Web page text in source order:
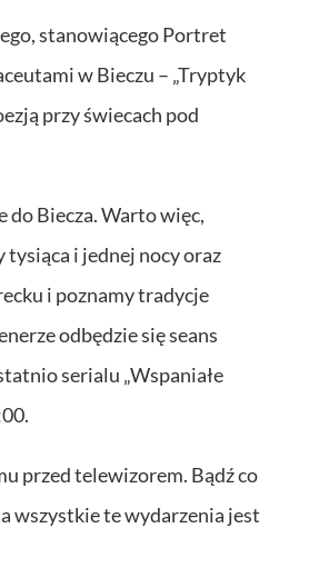
stanowiącego Portret
w Bieczu – „Tryptyk
przy świecach pod
do Biecza. Warto więc,
tysiąca i jednej nocy oraz
i poznamy tradycje
odbędzie się seans
serialu „Wspaniałe
przed telewizorem. Bądź co
wszystkie te wydarzenia jest